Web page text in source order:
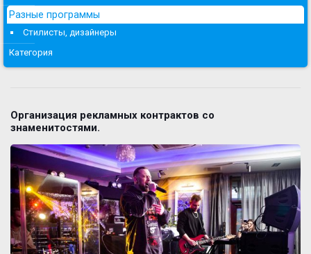
Разные программы
Стилисты, дизайнеры
Категория
Организация рекламных контрактов со
знаменитостями.